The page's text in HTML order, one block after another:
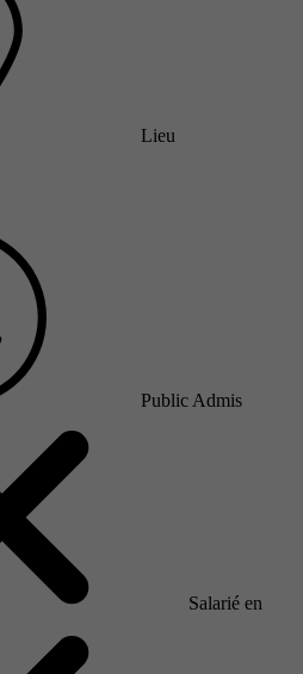
Lieu
Public Admis
Salarié en